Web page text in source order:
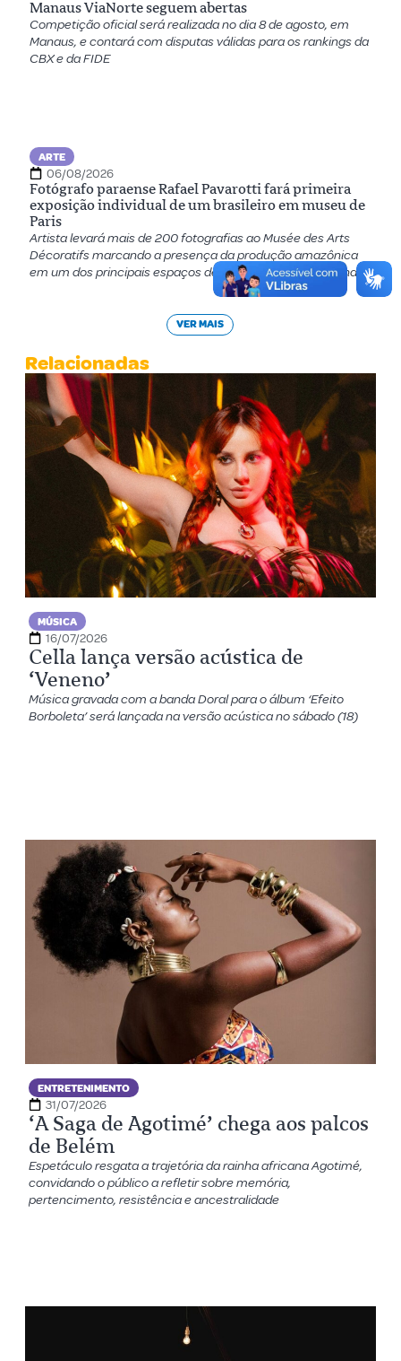
Manaus ViaNorte seguem abertas
Competição oficial será realizada no dia 8 de agosto, em
Manaus, e contará com disputas válidas para os rankings da
CBX e da FIDE
ARTE
06/08/2026
Fotógrafo paraense Rafael Pavarotti fará primeira
exposição individual de um brasileiro em museu de
Paris
Artista levará mais de 200 fotografias ao Musée des Arts
Décoratifs marcando a presença da produção amazônica
em um dos principais espaços de moda e design do mundo
VER MAIS
Relacionadas
MÚSICA
16/07/2026
Cella lança versão acústica de
‘Veneno’
Música gravada com a banda Doral para o álbum ‘Efeito
Borboleta’ será lançada na versão acústica no sábado (18)
ENTRETENIMENTO
31/07/2026
‘A Saga de Agotimé’ chega aos palcos
de Belém
Espetáculo resgata a trajetória da rainha africana Agotimé,
convidando o público a refletir sobre memória,
pertencimento, resistência e ancestralidade